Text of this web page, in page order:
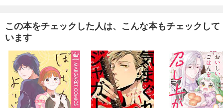
この本をチェックした人は、こんな本もチェックして
います